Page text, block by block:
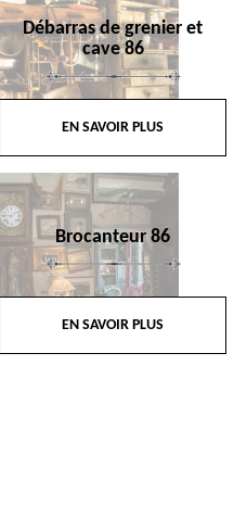
Débarras de grenier et
cave 86
EN SAVOIR PLUS
Brocanteur 86
EN SAVOIR PLUS